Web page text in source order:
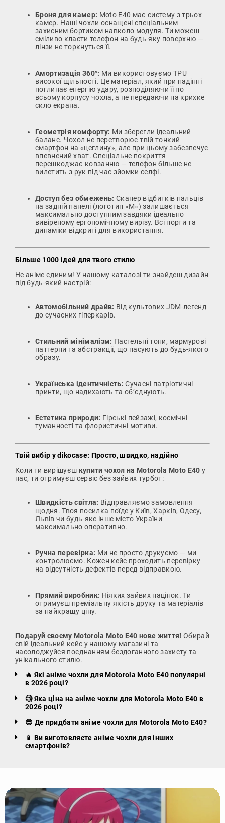
Броня для камер: Moto E40 має систему з трьох
камер. Наші чохли оснащені спеціальним
захисним бортиком навколо модуля. Ти можеш
сміливо класти телефон на будь-яку поверхню —
лінзи не торкнуться її.
Амортизація 360°: Ми використовуємо TPU
високої щільності. Це матеріал, який при падінні
поглинає енергію удару, розподіляючи її по
всьому корпусу чохла, а не передаючи на крихке
скло екрана.
Геометрія комфорту: Ми зберегли ідеальний
баланс. Чохол не перетворює твій тонкий
смартфон на «цеглину», але при цьому забезпечує
впевнений хват. Спеціальне покриття
перешкоджає ковзанню — телефон більше не
вилетить з рук під час зйомки селфі.
Доступ без обмежень: Сканер відбитків пальців
на задній панелі (логотип «M») залишається
максимально доступним завдяки ідеально
вивіреному ергономічному вирізу. Всі порти та
динаміки відкриті для використання.
Більше 1000 ідей для твого стилю
Не аніме єдиним! У нашому каталозі ти знайдеш дизайн
під будь-який настрій:
Автомобільний драйв: Від культових JDM-легенд
до сучасних гіперкарів.
Стильний мінімалізм: Пастельні тони, мармурові
паттерни та абстракції, що пасують до будь-якого
образу.
Українська ідентичність: Сучасні патріотичні
принти, що надихають та об’єднують.
Естетика природи: Гірські пейзажі, космічні
туманності та флористичні мотиви.
Твій вибір у dikocase: Просто, швидко, надійно
Коли ти вирішуєш купити чохол на Motorola Moto E40 у
нас, ти отримуєш сервіс без зайвих турбот:
Швидкість світла: Відправляємо замовлення
щодня. Твоя посилка поїде у Київ, Харків, Одесу,
Львів чи будь-яке інше місто України
максимально оперативно.
Ручна перевірка: Ми не просто друкуємо — ми
контролюємо. Кожен кейс проходить перевірку
на відсутність дефектів перед відправкою.
Прямий виробник: Ніяких зайвих націнок. Ти
отримуєш преміальну якість друку та матеріалів
за найкращу ціну.
Подаруй своєму Motorola Moto E40 нове життя! Обирай
свій ідеальний кейс у нашому магазині та
насолоджуйся поєднанням бездоганного захисту та
унікального стилю.
🔥 Які аніме чохли для Motorola Moto E40 популярні
в 2026 році?
🧐 Яка ціна на аніме чохли для Motorola Moto E40 в
2026 році?
😎 Де придбати аніме чохли для Motorola Moto E40?
📱 Ви виготовляєте аніме чохли для інших
смартфонів?